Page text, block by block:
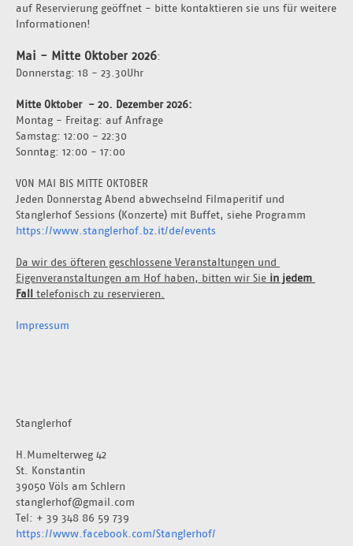
auf Reservierung geöffnet - bitte kontaktieren sie uns für weitere
Informationen!
Mai - Mitte Oktober 2026:
Donnerstag: 18 - 23.30Uhr
Mitte Oktober  - 20. Dezember 2026:
Montag - Freitag: auf Anfrage
Samstag: 12:00 - 22:30
Sonntag: 12:00 - 17:00
VON MAI BIS MITTE OKTOBER
Jeden Donnerstag Abend abwechselnd Filmaperitif und
https://www.stanglerhof.bz.it/de/events
Da wir des öfteren geschlossene Veranstaltungen und
Eigenveranstaltungen am Hof haben, bitten wir Sie in jedem
Fall telefonisch zu reservieren.
Impressum
Stanglerhof
H.Mumelterweg 42
St. Konstantin
39050 Völs am Schlern
stanglerhof@gmail.com
Tel: + 39 348 86 59 739
https://www.facebook.com/Stanglerhof/